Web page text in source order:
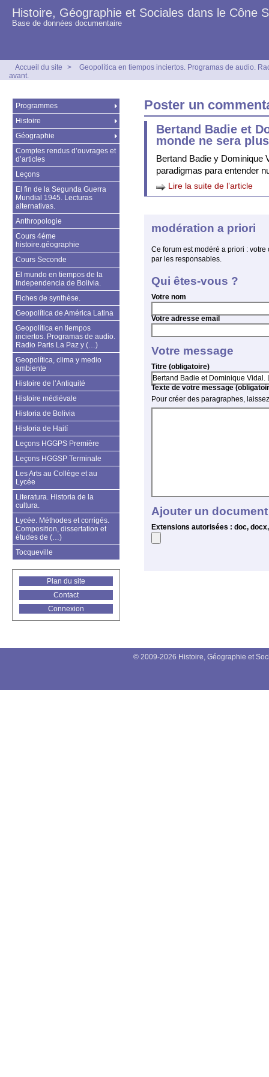
Histoire, Géographie et Sociales dans le Cône
Base de données documentaire
Accueil du site >
Geopolítica en tiempos inciertos. Programas de audio.
avant.
Poster un
Bertand Badie et
monde ne sera
Bertand Badie y Dominique
paradigmas para entender
Lire la suite de l’article
modération a priori
Ce forum est modéré a priori :
par les responsables.
Qui êtes-vous ?
Votre nom
Votre adresse email
Votre message
Titre (obligatoire)
Texte de votre message
Pour créer des paragraphes,
Ajouter un document
Extensions autorisées : doc,
Programmes
Histoire
Géographie
Comptes rendus d’ouvrages et
d’articles
Leçons
El fin de la Segunda Guerra
Mundial 1945. Lecturas
alternativas.
Anthropologie
Cours 4éme
histoire.géographie
Cours Seconde
El mundo en tiempos de la
Independencia de Bolivia.
Fiches de synthèse.
Geopolítica de América Latina
Geopolítica en tiempos
inciertos. Programas de audio.
Radio Paris La Paz y (…)
Geopolítica, clima y medio
ambiente
Histoire de l’Antiquité
Histoire médiévale
Historia de Bolivia
Historia de Haití
Leçons HGGPS Première
Leçons HGGSP Terminale
Les Arts au Collège et au
Lycée
Literatura. Historia de la
cultura.
Lycée. Méthodes et corrigés.
Composition, dissertation et
études de (…)
Tocqueville
Plan du site
Contact
Connexion
© 2009-2026 Histoire, Géographie et